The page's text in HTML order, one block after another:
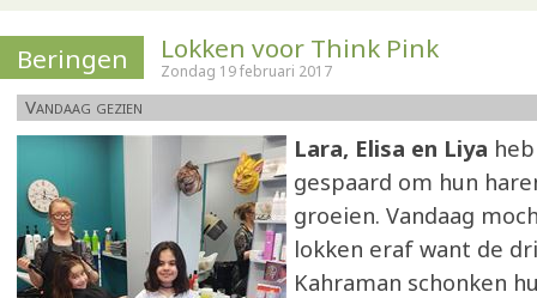
Beringen Lokken voor Think Pink
Zondag 19 februari 2017
Vandaag gezien
Lara, Elisa en Liya
gespaard om hun
groeien. Vandaag
lokken eraf want de
Kahraman schonken